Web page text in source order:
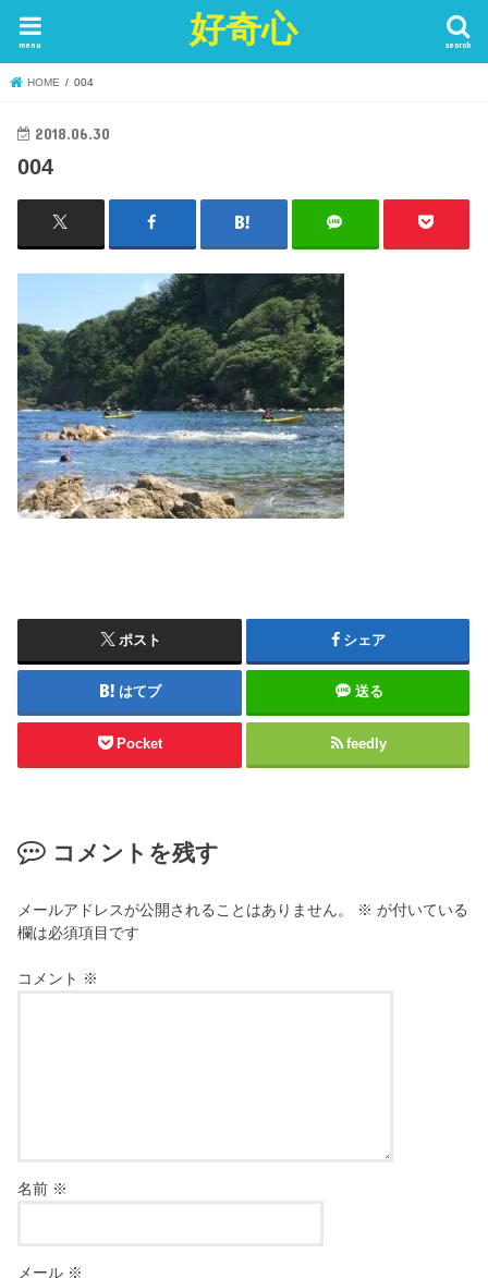
好奇心 search
menu
HOME 004
2018.06.30
004
ポスト シェア
はてブ 送る
Pocket feedly
コメントを残す
メールアドレスが公開されることはありません。 ※ が付いている
欄は必須項目です
コメント ※
名前 ※
メール ※